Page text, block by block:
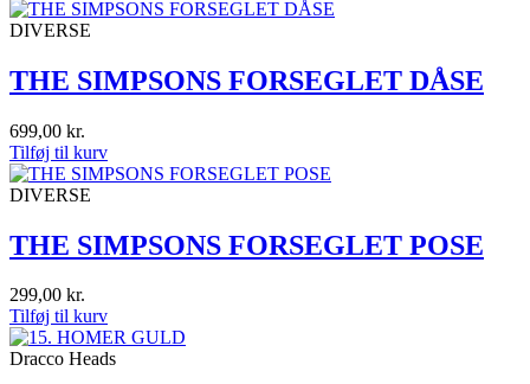
DIVERSE
THE SIMPSONS FORSEGLET DÅSE
699,00 kr.
Tilføj til kurv
DIVERSE
THE SIMPSONS FORSEGLET POSE
299,00 kr.
Tilføj til kurv
Dracco Heads